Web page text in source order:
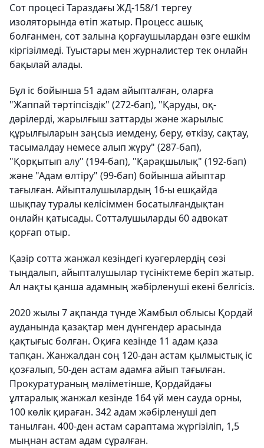
Сот процесі Тараздағы ЖД-158/1 тергеу
изоляторында өтіп жатыр. Процесс ашық
болғанмен, сот залына қорғаушылардан өзге ешкім
кіргізілмеді. Туыстары мен журналистер тек онлайн
бақылай алады.
Бұл іс бойынша 51 адам айыпталған, оларға
"Жаппай тәртіпсіздік" (272-бап), "Қаруды, оқ-
дәрiлердi, жарылғыш заттарды және жарылыс
құрылғыларын заңсыз иемдену, беру, өткiзу, сақтау,
тасымалдау немесе алып жүру" (287-бап),
"Қорқытып алу" (194-бап), "Қарақшылық" (192-бап)
және "Адам өлтіру" (99-бап) бойынша айыптар
тағылған. Айыпталушылардың 16-ы ешқайда
шықпау туралы келісіммен босатылғандықтан
онлайн қатысады. Сотталушыларды 60 адвокат
қорғап отыр.
Қазір сотта жанжал кезіндегі куәгерлердің сөзі
тыңдалып, айыпталушылар түсініктеме беріп жатыр.
Ал нақты қанша адамның жәбірленуші екені белгісіз.
2020 жылы 7 ақпанда түнде Жамбыл облысы Қордай
ауданында қазақтар мен дүнгендер арасында
қақтығыс болған. Оқиға кезінде 11 адам қаза
тапқан. Жанжалдан соң 120-дан астам қылмыстық іс
қозғалып, 50-ден астам адамға айып тағылған.
Прокуратураның мәліметінше, Қордайдағы
ұлтаралық жанжал кезінде 164 үй мен сауда орны,
100 көлік қираған. 342 адам жәбірленуші деп
танылған. 400-ден астам сараптама жүргізіліп, 1,5
мыңнан астам адам сұралған.